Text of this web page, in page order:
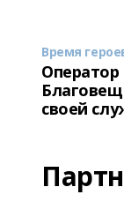
Время
своей